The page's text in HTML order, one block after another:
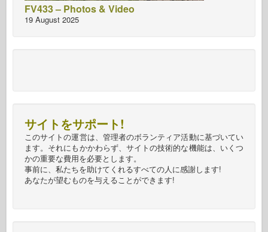
FV433 – Photos & Video
19 August 2025
サイトをサポート!
このサイトの運営は、管理者のボランティア活動に基づいてい
ます。それにもかかわらず、サイトの技術的な機能は、いくつ
かの重要な費用を必要とします。
事前に、私たちを助けてくれるすべての人に感謝します!
あなたが望むものを与えることができます!